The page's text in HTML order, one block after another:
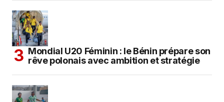
Mondial U20 Féminin : le Bénin prépare son
rêve polonais avec ambition et stratégie